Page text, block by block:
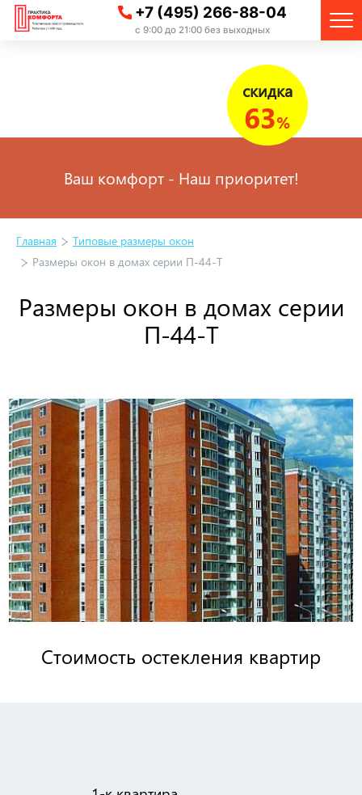
+7 (495) 266-88-04
с 9:00 до 21:00 без выходных
скидка
63%
Ваш комфорт - Наш приоритет!
Главная
Типовые размеры окон
Размеры окон в домах серии П-44-Т
Размеры окон в домах серии
П-44-Т
Стоимость остекления квартир